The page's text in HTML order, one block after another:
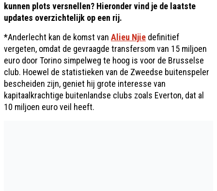
kunnen plots versnellen? Hieronder vind je de laatste
updates overzichtelijk op een rij.
*Anderlecht kan de komst van Alieu Njie definitief
vergeten, omdat de gevraagde transfersom van 15 miljoen
euro door Torino simpelweg te hoog is voor de Brusselse
club. Hoewel de statistieken van de Zweedse buitenspeler
bescheiden zijn, geniet hij grote interesse van
kapitaalkrachtige buitenlandse clubs zoals Everton, dat al
10 miljoen euro veil heeft.